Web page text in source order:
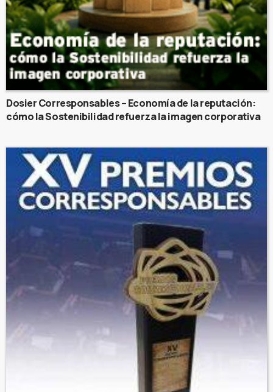
Dosier Corresponsables – Economía de la reputación:
cómo la Sostenibilidad refuerza la imagen corporativa